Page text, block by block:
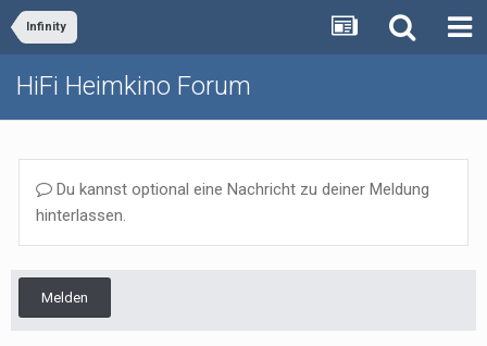
Infinity
HiFi Heimkino Forum
Du kannst optional eine Nachricht zu deiner Meldung
hinterlassen.
Melden